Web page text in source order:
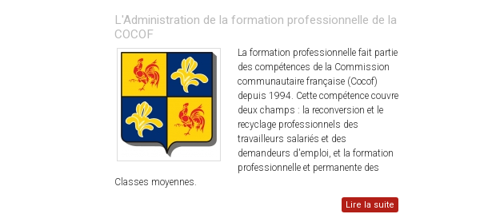
L'Administration de la formation professionnelle de la
COCOF
La formation professionnelle fait partie
des compétences de la Commission
communautaire française (Cocof)
depuis 1994. Cette compétence couvre
deux champs : la reconversion et le
recyclage professionnels des
travailleurs salariés et des
demandeurs d'emploi, et la formation
professionnelle et permanente des
Classes moyennes.
Lire la suite